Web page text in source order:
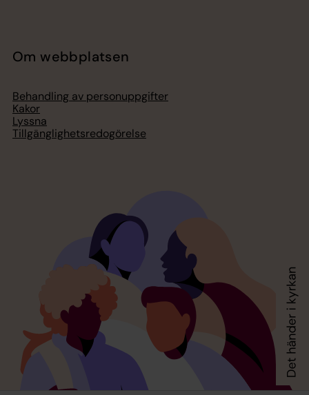
Om webbplatsen
Behandling av personuppgifter
Kakor
Lyssna
Tillgänglighetsredogörelse